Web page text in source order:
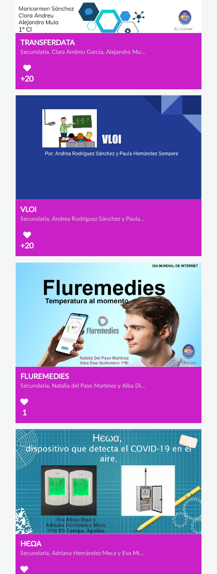
TRANSFERDATA
Secundaria, Clara Andreu García, Alejandro Mula López y Mª Carmen Sánchez Escarabajal
+20
VLOI
Secundaria, Andrea Rodríguez Sánchez y Paula Hernández Sempere
+20
FLUREMEDIES
Secundaria, Natalia del Paso Martínez y Alba Díaz Quiñonero
1
НЄΩΑ
Secundaria, Adriana Hernández Meca y Eva Miras Díaz